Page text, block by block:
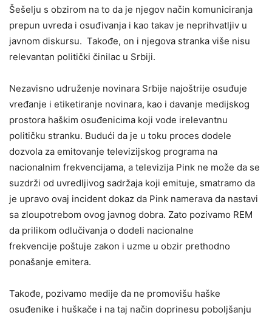
Šešelju s obzirom na to da je njegov način komuniciranja
prepun uvreda i osuđivanja i kao takav je neprihvatljiv u
javnom diskursu. Takođe, on i njegova stranka više nisu
relevantan politički činilac u Srbiji.
Nezavisno udruženje novinara Srbije najoštrije osuđuje
vređanje i etiketiranje novinara, kao i davanje medijskog
prostora haškim osuđenicima koji vode irelevantnu
političku stranku. Budući da je u toku proces dodele
dozvola za emitovanje televizijskog programa na
nacionalnim frekvencijama, a televizija Pink ne može da se
suzdrži od uvredljivog sadržaja koji emituje, smatramo da
je upravo ovaj incident dokaz da Pink namerava da nastavi
sa zloupotrebom ovog javnog dobra. Zato pozivamo REM
da prilikom odlučivanja o dodeli nacionalne
frekvencije poštuje zakon i uzme u obzir prethodno
ponašanje emitera.
Takođe, pozivamo medije da ne promovišu haške
osuđenike i huškače i na taj način doprinesu poboljšanju